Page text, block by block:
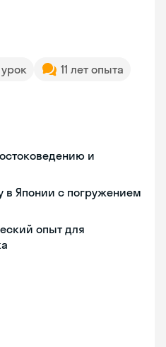
урок
11 лет опыта
и
в Японии с погружением
опыт для